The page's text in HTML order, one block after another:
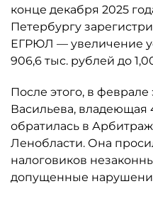
конце декабря 2025
Петербургу
ЕГРЮЛ — увеличение
906,6 тыс. рублей до
После этого, в феврале
Васильева, владеющая
обратилась в
Ленобласти. Она
налоговиков
допущенные